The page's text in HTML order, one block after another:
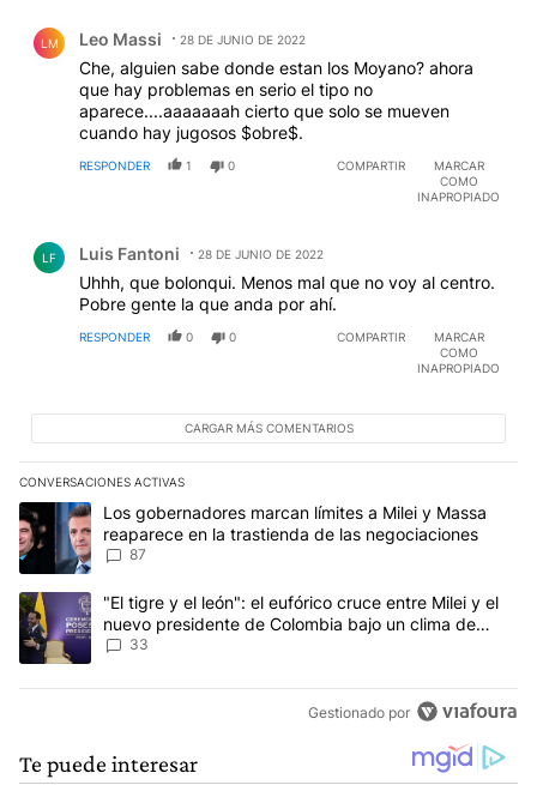
LM Leo Massi 28 DE JUNIO DE 2022
Che, alguien sabe donde estan los Moyano? ahora
que hay problemas en serio el tipo no
aparece....aaaaaaah cierto que solo se mueven
cuando hay jugosos $obre$.
RESPONDER 1 0 COMPARTIR
MARCAR
COMO
INAPROPIADO
LF Luis Fantoni 28 DE JUNIO DE 2022
Uhhh, que bolonqui. Menos mal que no voy al centro.
Pobre gente la que anda por ahí.
RESPONDER 0 0 COMPARTIR
MARCAR
COMO
INAPROPIADO
CARGAR MÁS COMENTARIOS
CONVERSACIONES ACTIVAS
Este listado muestra los artículos con más comentarios en los
Un artículo de tendencia con el título "Los gobernadores marcan
Los gobernadores marcan límites a Milei y Massa
reaparece en la trastienda de las negociaciones
87
Un artículo de tendencia con el título ""El tigre y el león": el
"El tigre y el león": el eufórico cruce entre Milei y el
nuevo presidente de Colombia bajo un clima de
máxima tensión
33
Gestionado por